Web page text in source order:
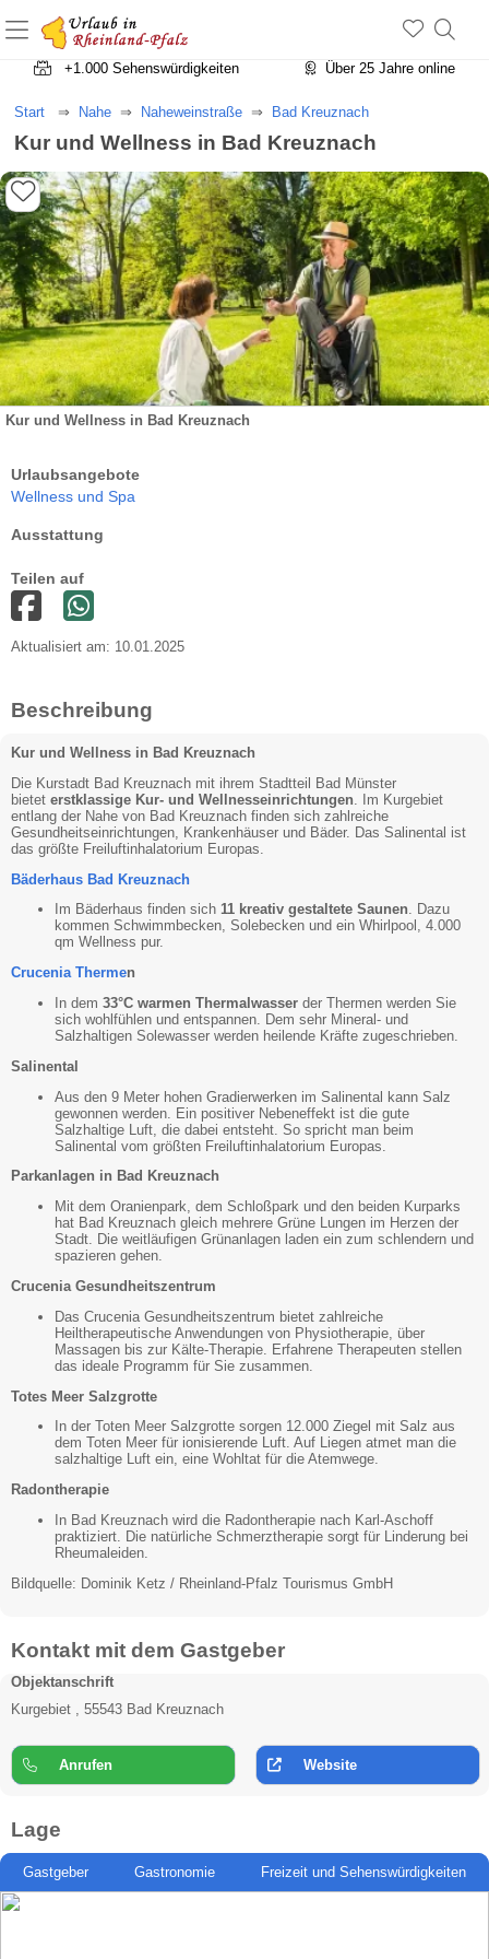
+1.500 Unterkünfte in Rheinland-Pfalz
+1.000 Sehenswürdigkeiten
Über 25 Jahre online
Start Nahe Naheweinstraße Bad Kreuznach
Kur und Wellness in Bad Kreuznach
Kur und Wellness in Bad Kreuznach
Urlaubsangebote
Wellness und Spa
Ausstattung
Teilen auf
Aktualisiert am: 10.01.2025
Beschreibung
Kur und Wellness in Bad Kreuznach
Die Kurstadt Bad Kreuznach mit ihrem Stadtteil Bad Münster
bietet erstklassige Kur- und Wellnesseinrichtungen . Im Kurgebiet
entlang der Nahe von Bad Kreuznach finden sich zahlreiche
Gesundheitseinrichtungen, Krankenhäuser und Bäder. Das Salinental ist
das größte Freiluftinhalatorium Europas.
Bäderhaus Bad Kreuznach
Im Bäderhaus finden sich 11 kreativ gestaltete Saunen. Dazu
kommen Schwimmbecken, Solebecken und ein Whirlpool, 4.000
qm Wellness pur.
Crucenia Thermen
In dem 33°C warmen Thermalwasser der Thermen werden Sie
sich wohlfühlen und entspannen. Dem sehr Mineral- und
Salzhaltigen Solewasser werden heilende Kräfte zugeschrieben.
Salinental
Aus den 9 Meter hohen Gradierwerken im Salinental kann Salz
gewonnen werden. Ein positiver Nebeneffekt ist die gute
Salzhaltige Luft, die dabei entsteht. So spricht man beim
Salinental vom größten Freiluftinhalatorium Europas.
Parkanlagen in Bad Kreuznach
Mit dem Oranienpark, dem Schloßpark und den beiden Kurparks
hat Bad Kreuznach gleich mehrere Grüne Lungen im Herzen der
Stadt. Die weitläufigen Grünanlagen laden ein zum schlendern und
spazieren gehen.
Crucenia Gesundheitszentrum
Das Crucenia Gesundheitszentrum bietet zahlreiche
Heiltherapeutische Anwendungen von Physiotherapie, über
Massagen bis zur Kälte-Therapie. Erfahrene Therapeuten stellen
das ideale Programm für Sie zusammen.
Totes Meer Salzgrotte
In der Toten Meer Salzgrotte sorgen 12.000 Ziegel mit Salz aus
dem Toten Meer für ionisierende Luft. Auf Liegen atmet man die
salzhaltige Luft ein, eine Wohltat für die Atemwege.
Radontherapie
In Bad Kreuznach wird die Radontherapie nach Karl-Aschoff
praktiziert. Die natürliche Schmerztherapie sorgt für Linderung bei
Rheumaleiden.
Bildquelle: Dominik Ketz / Rheinland-Pfalz Tourismus GmbH
Kontakt mit dem Gastgeber
Objektanschrift
Kurgebiet , 55543 Bad Kreuznach
Anrufen Website
Lage
Gastgeber Gastronomie Freizeit und Sehenswürdigkeiten